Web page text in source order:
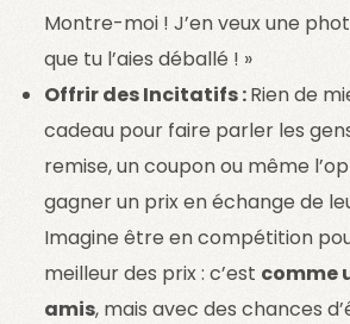
Montre-moi ! J’en veux une
que tu l’aies déballé ! »
Offrir des Incitatifs :Rien de
cadeau pour faire parler les
remise, un coupon ou même
gagner un prix en échange de
Imagine être en compétition
meilleur des prix : c’est comme
amis, mais avec des chances